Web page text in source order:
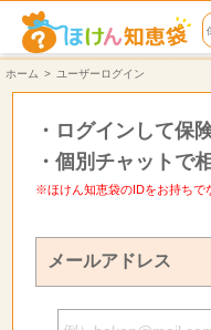
ホーム ユーザーログイン
・ ログインして保
・個別チャットで
※ほけん知恵袋のIDをお持ちで
メールアドレス